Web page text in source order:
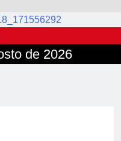
de 2026